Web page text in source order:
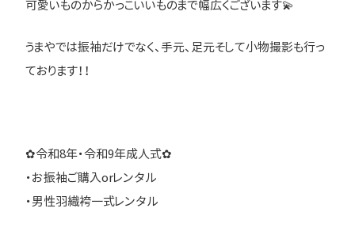
可愛いものからかっこいいものまで幅広くございます💫
うまやでは振袖だけでなく、手元、足元そして小物撮影も行っ
ております！！
✿令和8年・令和9年成人式✿
・お振袖ご購入orレンタル
・男性羽織袴一式レンタル